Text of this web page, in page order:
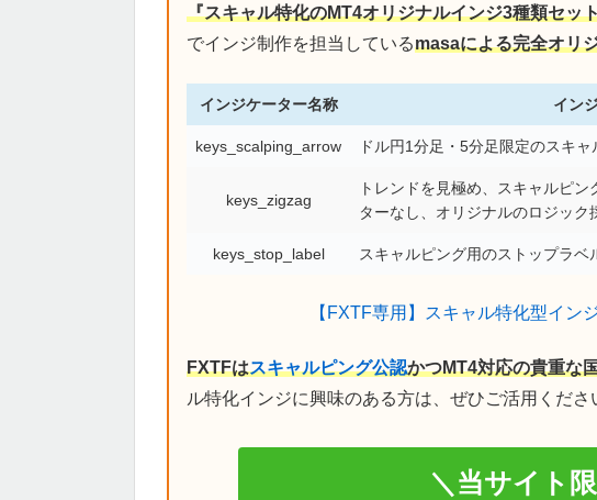
『スキャル特化のMT4オリジナルインジ3種類セッ
でインジ制作を担当しているmasaによる完全オリ
インジケーター名称 イン
keys_scalping_arrow ドル円1分足・5分足限定のスキ
keys_zigzag
トレンドを見極め、スキャルピ
ターなし、オリジナルのロジック
keys_stop_label スキャルピング用のストップラベ
【FXTF専用】スキャル特化型イン
FXTFはスキャルピング公認かつMT4対応の貴重な
ル特化インジに興味のある方は、ぜひご活用くださ
＼当サイト